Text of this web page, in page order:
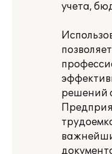
учета,
решений